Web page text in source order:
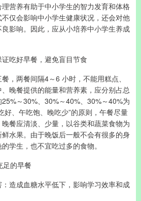
营养有助于中小学生的智力发育和体格
仅会影响中小学生健康状况，还会对他
影响。因此，应从小培养中小学生养成
证吃好早餐，避免盲目节食
，两餐间隔4～6 小时，不能用糕点、
晚餐提供的能量和营养素，应分别占总
～30%、30%～40%、30%～40%为
好、午吃饱、晚吃少”的原则，午餐尽量
餐应清淡、少量，以谷类和蔬菜食物为
水果。由于晚饭后一般不会有很多的身
学生，也不宜吃过多的食物。
足的早餐
：造成血糖水平低下，影响学习效率和成